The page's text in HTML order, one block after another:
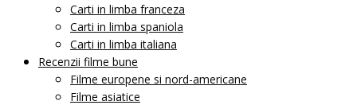
Carti in limba franceza
Carti in limba spaniola
Carti in limba italiana
Recenzii filme bune
Filme europene si nord-americane
Filme asiatice